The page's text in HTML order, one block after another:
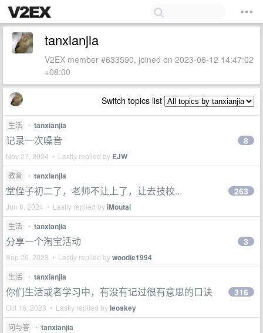
tanxianjia
V2EX member #633590, joined on 2023-06-12 14:47:02
+08:00
Switch topics list
生活 • tanxianjia
记录一次噪音
Nov 27, 2024 • Lastly replied by EJW
8
教育 • tanxianjia
堂侄子初二了，老师不让上了，让去技校...
Jun 8, 2024 • Lastly replied byiMoutai
263
生活 • tanxianjia
分享一个淘宝活动
Sep 26, 2023 • Lastly replied bywoodie1994
3
生活 • tanxianjia
你们生活或者学习中，有没有记过很有意思的口诀
Oct 16, 2023 • Lastly replied byleoskey
316
问与答 • tanxianjia